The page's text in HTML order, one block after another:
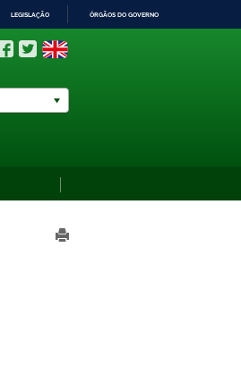
LEGISLAÇÃO ÓRGÃOS DO GOVERNO